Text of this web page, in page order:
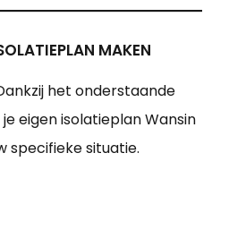
MAKEN
het onderstaande
eigen isolatieplan Wansin
specifieke situatie.